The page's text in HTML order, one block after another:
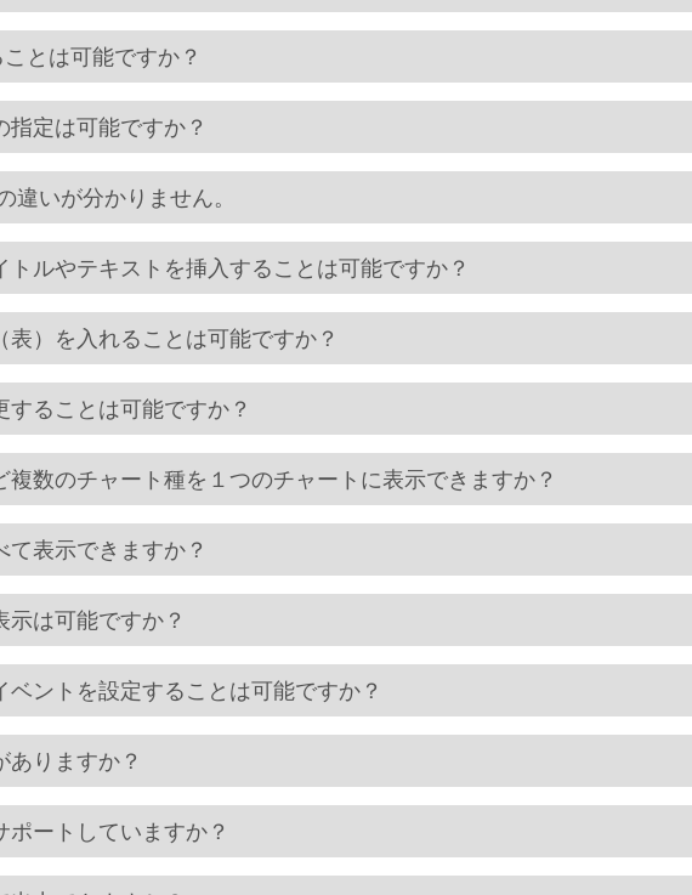
とは可能ですか？
定は可能ですか？
違いが分かりません。
ルやテキストを挿入することは可能ですか？
）を入れることは可能ですか？
することは可能ですか？
数のチャート種を１つのチャートに表示できますか？
て表示できますか？
は可能ですか？
ントを設定することは可能ですか？
ありますか？
ポートしていますか？